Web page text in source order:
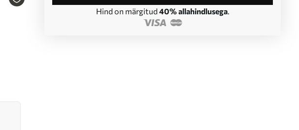
Hind on märgitud 40% allahindlusega.